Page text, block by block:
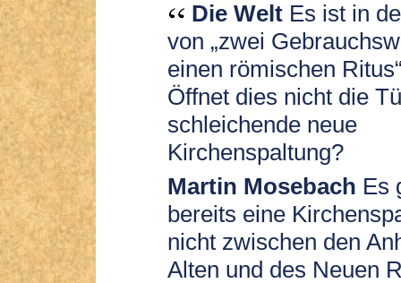
Die Welt Es ist in
von „zwei
einen römischen
Öffnet dies nicht die
schleichende neue
Kirchenspaltung?
Martin Mosebach Es
bereits eine
nicht zwischen den
Alten und des Neuen